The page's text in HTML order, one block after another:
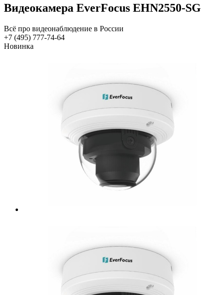
Видеокамера EverFocus EHN2550-SG
Всё про видеонаблюдение в России
+7 (495) 777-74-64
Новинка